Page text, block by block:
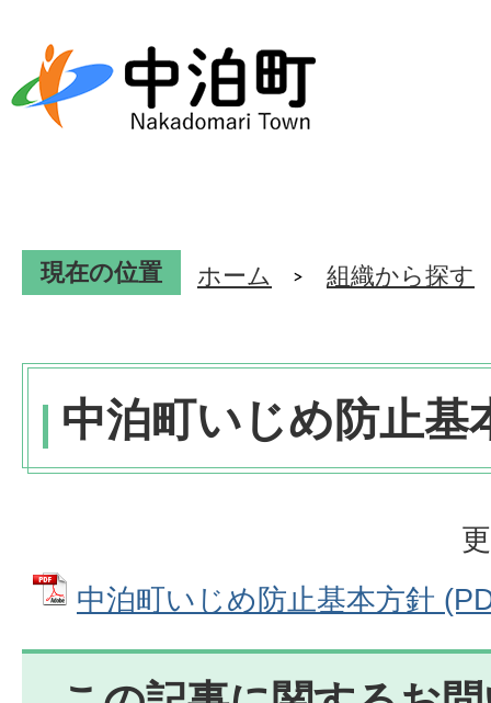
現在の位置 ホーム 組織から探す
中泊町いじめ防止基
中泊町いじめ防止基本方針